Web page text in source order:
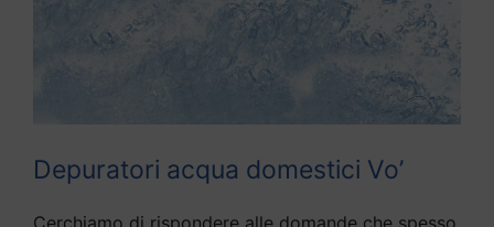
Depuratori acqua domestici Vo’
Cerchiamo di rispondere alle domande che spesso